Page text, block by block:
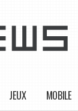
JEUX MOBILE